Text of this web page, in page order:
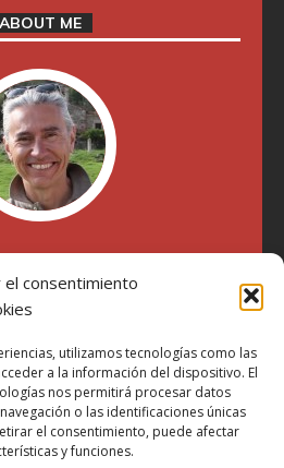
el consentimiento
utilizamos tecnologías como las
a la información del dispositivo. El
nos permitirá procesar datos
o las identificaciones únicas
el consentimiento, puede afectar
y funciones.
ABOUT ME
motos en distintos medios.
por escribir sobre lo que me